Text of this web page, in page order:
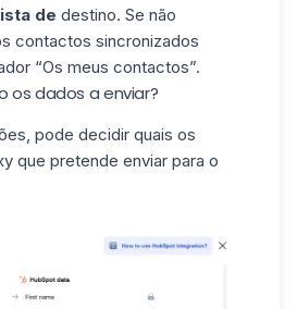
de destino. Se não
contactos sincronizados
“Os meus contactos”.
os dados a enviar?
pode decidir quais os
que pretende enviar para o